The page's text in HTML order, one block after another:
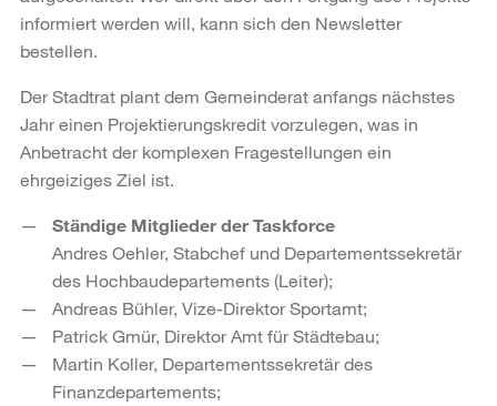
informiert werden will, kann sich den Newsletter
bestellen.
Der Stadtrat plant dem Gemeinderat anfangs nächstes
Jahr einen Projektierungskredit vorzulegen, was in
Anbetracht der komplexen Fragestellungen ein
ehrgeiziges Ziel ist.
Ständige Mitglieder der Taskforce
Andres Oehler, Stabchef und Departementssekretär
des Hochbaudepartements (Leiter);
Andreas Bühler, Vize-Direktor Sportamt;
Patrick Gmür, Direktor Amt für Städtebau;
Martin Koller, Departementssekretär des
Finanzdepartements;